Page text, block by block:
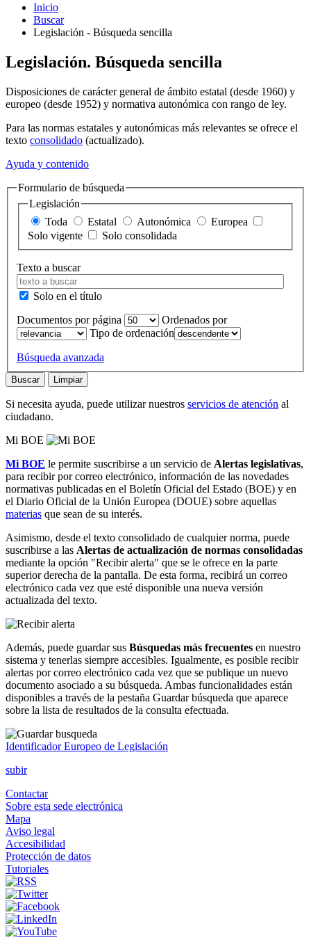
Inicio
Buscar
Legislación - Búsqueda sencilla
Legislación. Búsqueda sencilla
Disposiciones de carácter general de ámbito estatal (desde 1960) y
europeo (desde 1952) y normativa autonómica con rango de ley.
Para las normas estatales y autonómicas más relevantes se ofrece el
texto consolidado (actualizado).
Ayuda y contenido
Formulario de búsqueda
Legislación
Toda
Estatal Autonómica
Europea
Solo vigente
Solo consolidada
Texto a buscar
Solo en el título
Documentos por página
Ordenados por
Tipo de ordenación
Búsqueda avanzada
Si necesita ayuda, puede utilizar nuestros servicios de atención al
ciudadano.
Mi BOE
Mi BOE le permite suscribirse a un servicio de Alertas legislativas,
para recibir por correo electrónico, información de las novedades
normativas publicadas en el Boletín Oficial del Estado (BOE) y en
el Diario Oficial de la Unión Europea (DOUE) sobre aquellas
materias que sean de su interés.
Asimismo, desde el texto consolidado de cualquier norma, puede
suscribirse a las Alertas de actualización de normas consolidadas
mediante la opción "Recibir alerta" que se le ofrece en la parte
superior derecha de la pantalla. De esta forma, recibirá un correo
electrónico cada vez que esté disponible una nueva versión
actualizada del texto.
Además, puede guardar sus Búsquedas más frecuentes en nuestro
sistema y tenerlas siempre accesibles. Igualmente, es posible recibir
alertas por correo electrónico cada vez que se publique un nuevo
documento asociado a su búsqueda. Ambas funcionalidades están
disponibles a través de la pestaña Guardar búsqueda que aparece
sobre la lista de resultados de la consulta efectuada.
Identificador Europeo de Legislación
subir
Contactar
Sobre esta sede electrónica
Mapa
Aviso legal
Accesibilidad
Protección de datos
Tutoriales